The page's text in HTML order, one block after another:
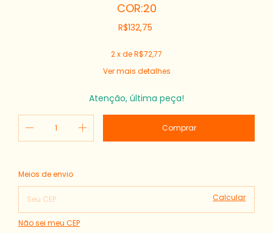
COR:20
R$132,75
2x deR$72,77
Ver mais detalhes
Atenção, última peça!
Entregas para o CEP:
Meios de envio
Calcular
Não sei meu CEP